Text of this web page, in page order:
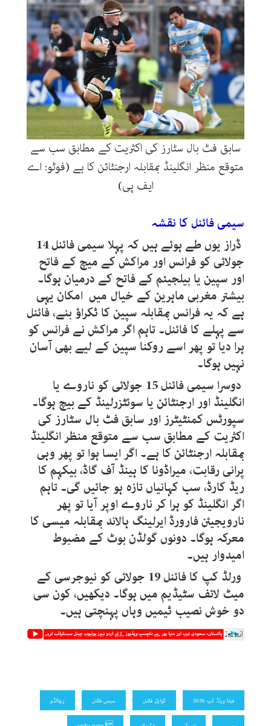
سابق فٹ بال سٹارز کی اکثریت کے مطابق سب سے
متوقع منظر انگلینڈ بمقابلہ ارجنٹائن کا ہے (فوٹو: اے
ایف پی)
سیمی فائنل کا نقشہ
ڈراز یوں طے ہوئے ہیں کہ پہلا سیمی فائنل14
جولائی کو فرانس اور مراکش کے میچ کے فاتح
اور سپین یا بیلجیئم کے فاتح کے درمیان ہوگا۔
بیشتر مغربی ماہرین کے خیال میں امکان یہی
ہے کہ یہ فرانس بمقابلہ سپین کا ٹکراؤ بنے، فائنل
سے پہلے کا فائنل۔ تاہم اگر مراکش نے فرانس کو
ہرا دیا تو پھر اسے روکنا سپین کے لیے بھی آسان
نہیں ہوگا۔
دوسرا سیمی فائنل15 جولائی کو ناروے یا
انگلینڈ اور ارجنٹائن یا سوئٹزرلینڈ کے بیچ ہوگا۔
سپورٹس کمنٹیٹرز اور سابق فٹ بال سٹارز کی
اکثریت کے مطابق سب سے متوقع منظر انگلینڈ
بمقابلہ ارجنٹائن کا ہے۔ اگر ایسا ہوا تو پھر وہی
پرانی رقابت، میراڈونا کا ہینڈ آف گاڈ، بیکہم کا
ریڈ کارڈ، سب کہانیاں تازہ ہو جائیں گی۔ تاہم
اگر انگلینڈ کو ہرا کر ناروے اوپر آیا تو پھر
نارویجیئن فارورڈ ایرلینگ ہالاند بمقابلہ میسی کا
معرکہ ہوگا۔ دونوں گولڈن بوٹ کے مضبوط
امیدوار ہیں۔
ورلڈ کپ کا فائنل19 جولائی کو نیوجرسی کے
میٹ لائف سٹیڈیم میں ہوگا۔ دیکھیں، کون سی
دو خوش نصیب ٹیمیں وہاں پہنچتی ہیں۔
فیفا ورلڈ کپ 2026 کوارٹر فائنل سیمی فائنل رونالڈو